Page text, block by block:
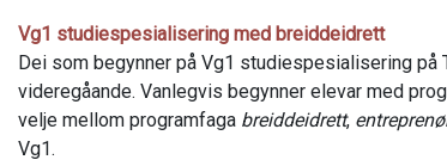
Vg1 studiespesialisering med breiddeidrett
Dei som begynner på Vg1 studiespesialisering
videregåande. Vanlegvis begynner elevar med
velje mellom programfaga breiddeidrett,
Vg1.